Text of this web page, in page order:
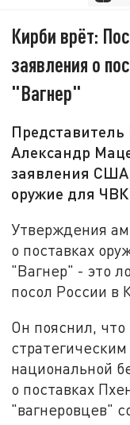
Кирби врёт:
заявления о
"Вагнер"
Представитель
Александр
заявления
оружие для
Утверждения
о поставках
"Вагнер" - это
посол России в
Он пояснил, что
национальной
о поставках
"вагнеровцев"